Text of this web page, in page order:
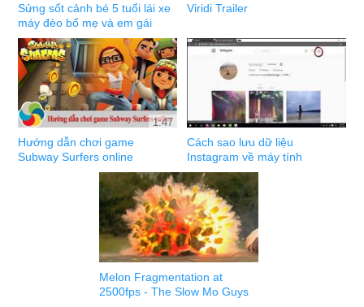
Sửng sốt cảnh bé 5 tuổi lái xe
máy đèo bố mẹ và em gái
Viridi Trailer
1:47
Hướng dẫn chơi game
Subway Surfers online
Cách sao lưu dữ liệu
Instagram về máy tính
Melon Fragmentation at
2500fps - The Slow Mo Guys